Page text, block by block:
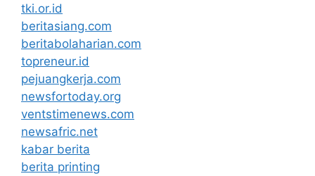
tki.or.id
beritasiang.com
beritabolaharian.com
topreneur.id
pejuangkerja.com
newsfortoday.org
ventstimenews.com
newsafric.net
kabar berita
berita printing